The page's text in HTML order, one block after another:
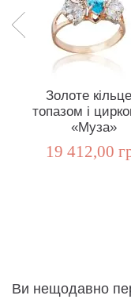
Золоте
топазом і
«Муза»
19 412,00
Ви нещодавно